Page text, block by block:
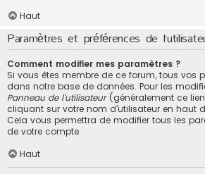
Haut
Paramètres et préférences de
Comment modifier mes paramètres ?
Si vous êtes membre de ce forum, tous vos
dans notre base de données. Pour les
Panneau de l’utilisateur(généralement ce
cliquant sur votre nom d’utilisateur en haut
Cela vous permettra de modifier tous les
de votre compte.
Haut